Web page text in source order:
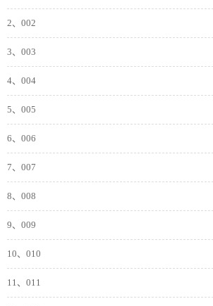
2、002
3、003
4、004
5、005
6、006
7、007
8、008
9、009
10、010
11、011